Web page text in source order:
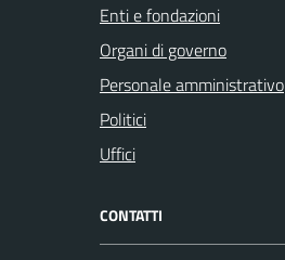
Enti e fondazioni
Organi di governo
Personale amministrativo
Politici
Uffici
CONTATTI